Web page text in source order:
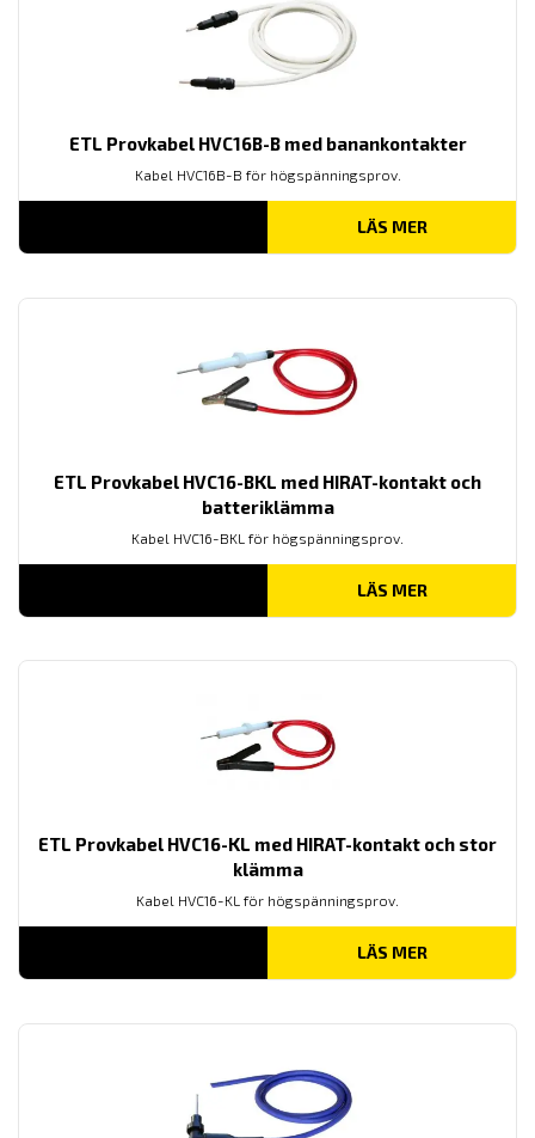
ETL Provkabel HVC16B-B med banankontakter
Kabel HVC16B-B för högspänningsprov.
LÄS MER
ETL Provkabel HVC16-BKL med HIRAT-kontakt och
batteriklämma
Kabel HVC16-BKL för högspänningsprov.
LÄS MER
ETL Provkabel HVC16-KL med HIRAT-kontakt och stor
klämma
Kabel HVC16-KL för högspänningsprov.
LÄS MER